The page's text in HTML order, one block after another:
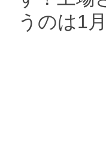
うのは1